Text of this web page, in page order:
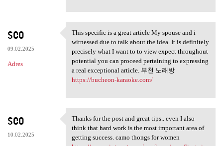
seo
09.02.2025
Adres
This specific is a great
This specific is a great article My spouse and i
witnessed due to talk about the idea. It is definitely
precisely what I want to to view expect throughout
potential you can proceed pertaining to expressing
a real exceptional article. 부천 노래방
https://bucheon-karaoke.com/
seo
10.02.2025
Thanks for the post and great
Thanks for the post and great tips.. even I also
think that hard work is the most important area of
getting success. camo thongs for women